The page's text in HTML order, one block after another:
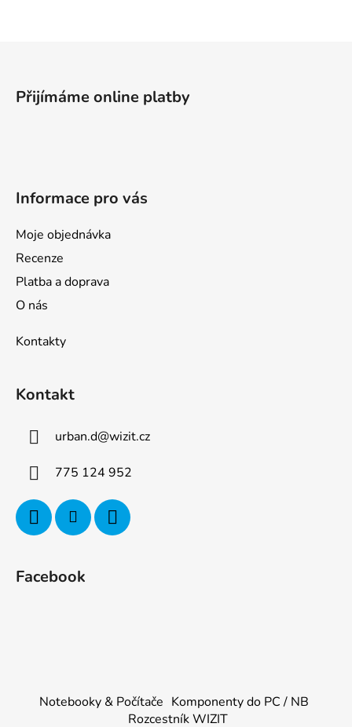
Přijímáme online platby
Informace pro vás
Moje objednávka
Recenze
Platba a doprava
O nás
Kontakty
Kontakt
urban.d@wizit.cz
775 124 952
Facebook
Notebooky & Počítače Komponenty do PC / NB
Rozcestník WIZIT